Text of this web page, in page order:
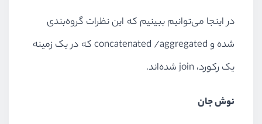
در اینجا می‌توانیم ببینیم که این نظرات گروه‌بندی
شده وconcatenated /aggregatedکه در یک زمینه
یک رکورد، joinشده‌اند.
نوش جان